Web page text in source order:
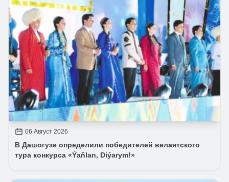
06 Август 2026
В Дашогузе определили победителей велаятского
тура конкурса «Ýaňlan, Diýarym!»